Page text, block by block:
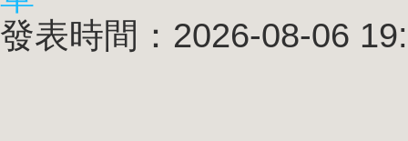
發表時間：2026-08-06